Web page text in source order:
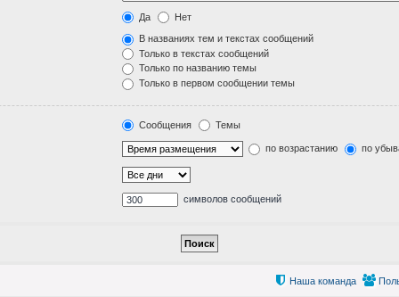
Да Нет
В названиях тем и текстах сообщений
Только в текстах сообщений
Только по названию темы
Только в первом сообщении темы
Сообщения Темы
по возрастанию по
символов сообщений
Наша команда